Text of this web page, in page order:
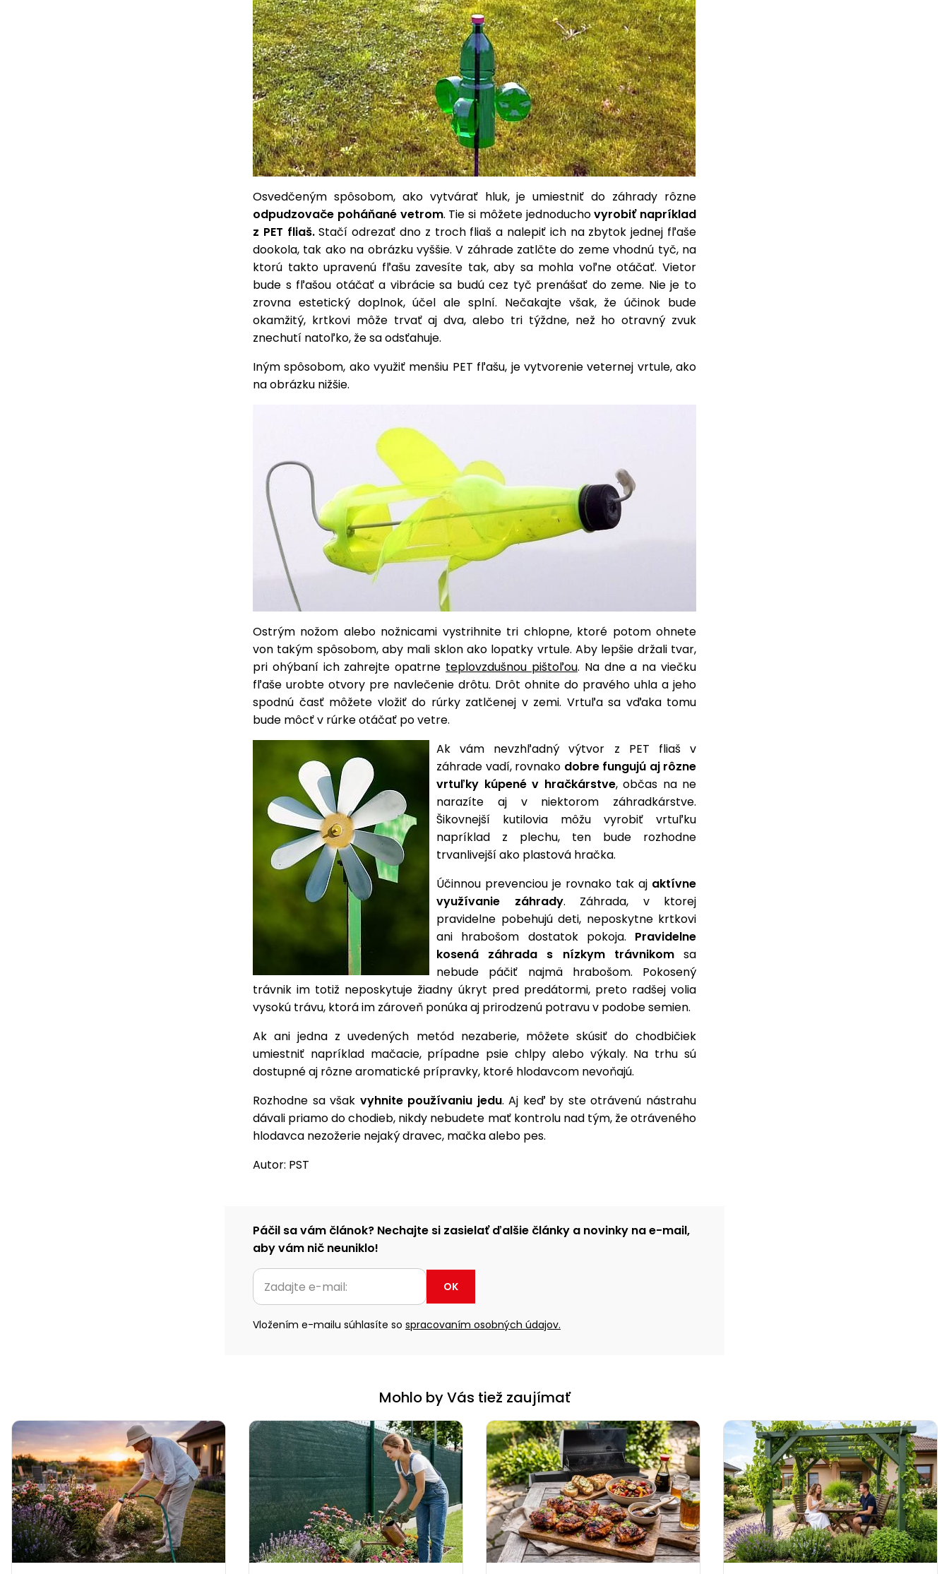
Osvedčeným spôsobom, ako vytvárať hluk, je umiestniť do záhrady rôzne
odpudzovače poháňané vetrom. Tie si môžete jednoduchovyrobiť napríklad
z PET fliaš.Stačí odrezať dno z troch fliaš a nalepiť ich na zbytok jednej fľaše
dookola, tak ako na obrázku vyššie. V záhrade zatlčte do zeme vhodnú tyč, na
ktorú takto upravenú fľašu zavesíte tak, aby sa mohla voľne otáčať. Vietor
bude s fľašou otáčať a vibrácie sa budú cez tyč prenášať do zeme. Nie je to
zrovna estetický doplnok, účel ale splní. Nečakajte však, že účinok bude
okamžitý, krtkovi môže trvať aj dva, alebo tri týždne, než ho otravný zvuk
znechutí natoľko, že sa odsťahuje.
Iným spôsobom, ako využiť menšiu PET fľašu, je vytvorenie veternej vrtule, ako
na obrázku nižšie.
Ostrým nožom alebo nožnicami vystrihnite tri chlopne, ktoré potom ohnete
von takým spôsobom, aby mali sklon ako lopatky vrtule. Aby lepšie držali tvar,
pri ohýbaní ich zahrejte opatrne teplovzdušnou pištoľou. Na dne a na viečku
fľaše urobte otvory pre navlečenie drôtu. Drôt ohnite do pravého uhla a jeho
spodnú časť môžete vložiť do rúrky zatlčenej v zemi. Vrtuľa sa vďaka tomu
bude môcť v rúrke otáčať po vetre.
Ak vám nevzhľadný výtvor z PET fliaš v
záhrade vadí, rovnako dobre fungujú aj rôzne
vrtuľky kúpené v hračkárstve, občas na ne
narazíte aj v niektorom záhradkárstve.
Šikovnejší kutilovia môžu vyrobiť vrtuľku
napríklad z plechu, ten bude rozhodne
trvanlivejší ako plastová hračka.
Účinnou prevenciou je rovnako tak aj aktívne
využívanie záhrady. Záhrada, v ktorej
pravidelne pobehujú deti, neposkytne krtkovi
ani hrabošom dostatok pokoja. Pravidelne
kosená záhrada s nízkym trávnikomsa
nebude páčiť najmä hrabošom. Pokosený
trávnik im totiž neposkytuje žiadny úkryt pred predátormi, preto radšej volia
vysokú trávu, ktorá im zároveň ponúka aj prirodzenú potravu v podobe semien.
Ak ani jedna z uvedených metód nezaberie, môžete skúsiť do chodbičiek
umiestniť napríklad mačacie, prípadne psie chlpy alebo výkaly. Na trhu sú
dostupné aj rôzne aromatické prípravky, ktoré hlodavcom nevoňajú.
Rozhodne sa však vyhnite používaniu jedu. Aj keď by ste otrávenú nástrahu
dávali priamo do chodieb, nikdy nebudete mať kontrolu nad tým, že otráveného
hlodavca nezožerie nejaký dravec, mačka alebo pes.
Autor: PST
Páčil sa vám článok? Nechajte si zasielať ďalšie články a novinky na e-mail,
aby vám nič neuniklo!
OK
Vložením e-mailu súhlasíte so spracovaním osobných údajov.
Mohlo by Vás tiež zaujímať